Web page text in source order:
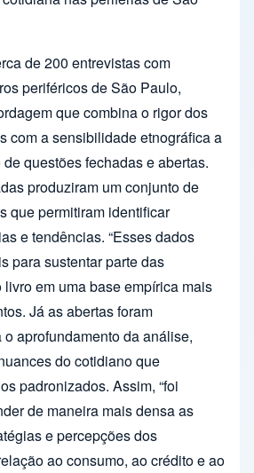
de 200 entrevistas com
periféricos de São Paulo,
que combina o rigor dos
com a sensibilidade etnográfica a
questões fechadas e abertas.
produziram um conjunto de
que permitiram identificar
e tendências. “Esses dados
para sustentar parte das
em uma base empírica mais
Já as abertas foram
aprofundamento da análise,
do cotidiano que
padronizados. Assim, “foi
de maneira mais densa as
e percepções dos
ao consumo, ao crédito e ao